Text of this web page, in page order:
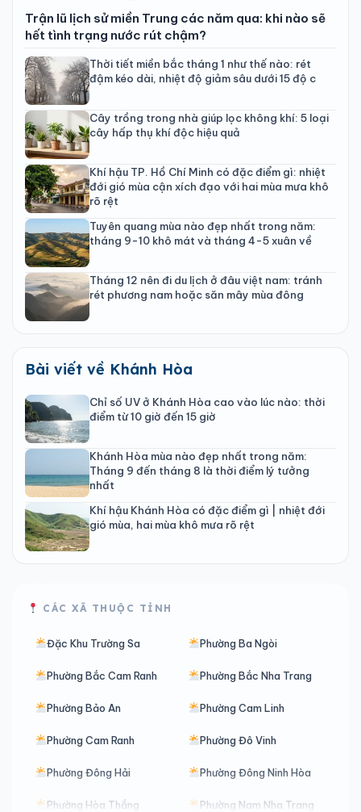
Trận lũ lịch sử miền Trung các năm qua: khi nào sẽ
hết tình trạng nước rút chậm?
Thời tiết miền bắc tháng 1 như thế nào: rét
đậm kéo dài, nhiệt độ giảm sâu dưới 15 độ c
Cây trồng trong nhà giúp lọc không khí: 5 loại
cây hấp thụ khí độc hiệu quả
Khí hậu TP. Hồ Chí Minh có đặc điểm gì: nhiệt
đới gió mùa cận xích đạo với hai mùa mưa khô
rõ rệt
Tuyên quang mùa nào đẹp nhất trong năm:
tháng 9-10 khô mát và tháng 4-5 xuân về
Tháng 12 nên đi du lịch ở đâu việt nam: tránh
rét phương nam hoặc săn mây mùa đông
Bài viết về Khánh Hòa
Chỉ số UV ở Khánh Hòa cao vào lúc nào: thời
điểm từ 10 giờ đến 15 giờ
Khánh Hòa mùa nào đẹp nhất trong năm:
Tháng 9 đến tháng 8 là thời điểm lý tưởng
nhất
Khí hậu Khánh Hòa có đặc điểm gì | nhiệt đới
gió mùa, hai mùa khô mưa rõ rệt
CÁC XÃ THUỘC TỈNH
Đặc Khu Trường Sa Phường Ba Ngòi
Phường Bắc Cam Ranh Phường Bắc Nha Trang
Phường Bảo An Phường Cam Linh
Phường Cam Ranh Phường Đô Vinh
Phường Đông Hải Phường Đông Ninh Hòa
Phường Hòa Thắng Phường Nam Nha Trang